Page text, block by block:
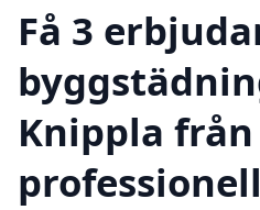
Få 3
Knippla från